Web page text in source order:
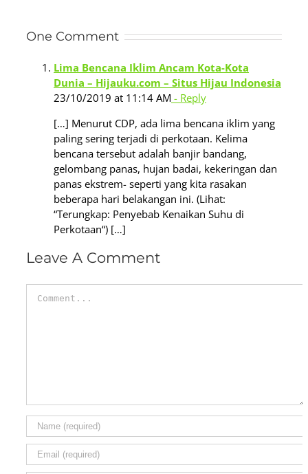
One Comment
Lima Bencana Iklim Ancam Kota-Kota
Dunia – Hijauku.com – Situs Hijau Indonesia
23/10/2019 at 11:14 AM - Reply
[…] Menurut CDP, ada lima bencana iklim yang
paling sering terjadi di perkotaan. Kelima
bencana tersebut adalah banjir bandang,
gelombang panas, hujan badai, kekeringan dan
panas ekstrem- seperti yang kita rasakan
beberapa hari belakangan ini. (Lihat:
“Terungkap: Penyebab Kenaikan Suhu di
Perkotaan“) […]
Leave A Comment